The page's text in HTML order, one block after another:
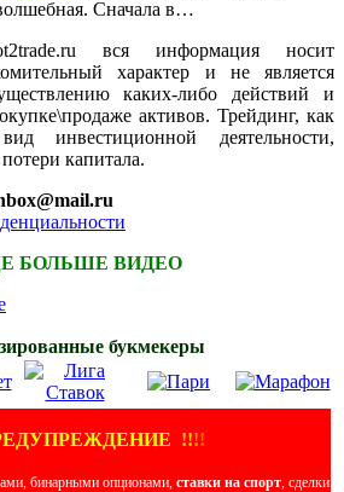
Сначала в…
вся информация носит
характер и не является
каких-либо действий и
активов. Трейдинг, как
инвестиционной деятельности,
капитала.
БОЛЬШЕ ВИДЕО
букмекеры
!!!!
бинарными опционами, ставки на спорт , сделки